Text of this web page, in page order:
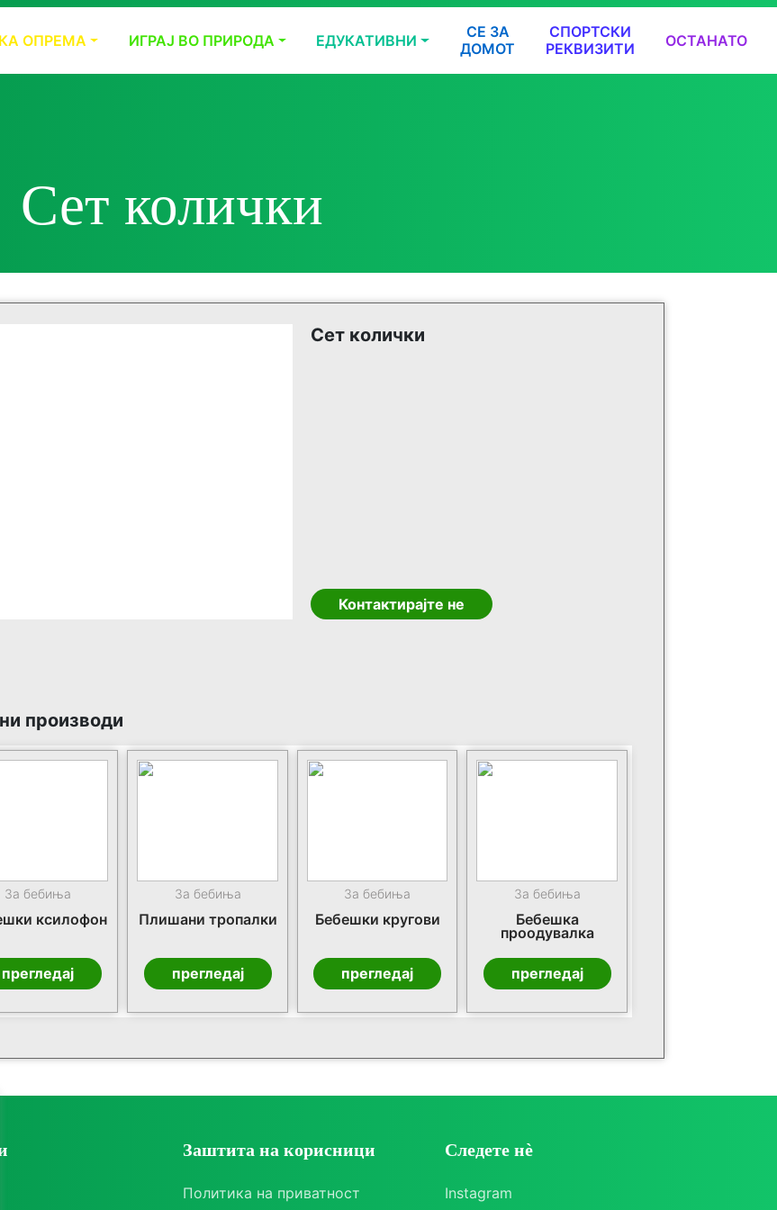
ОПРЕМА ИГРАЈ ВО ПРИРОДА ЕДУКАТИВНИ
СЕ ЗА
ДОМОТ
СПОРТСКИ
РЕКВИЗИТИ
ОСТАНАТО
Сет колички
Сет колички
Контактирајте не
производи
За бебиња
ксилофон
прегледај
За бебиња
Плишани тропалки
прегледај
За бебиња
Бебешки кругови
прегледај
За бебиња
Бебешка
проодувалка
прегледај
Заштита на корисници
Политика на приватност
Следете нè
Instagram